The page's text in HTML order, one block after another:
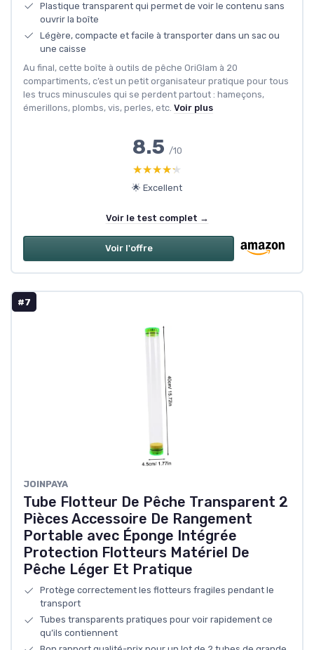
Plastique transparent qui permet de voir le contenu sans
ouvrir la boîte
Légère, compacte et facile à transporter dans un sac ou
une caisse
Au final, cette boîte à outils de pêche OriGlam à 20
compartiments, c’est un petit organisateur pratique pour tous
les trucs minuscules qui se perdent partout : hameçons,
émerillons, plombs, vis, perles, etc. Voir plus
8.5 /10
★★★★★
★★★★★
🌟 Excellent
Voir le test complet →
Voir l'offre
#7
‎JOINPAYA
Tube Flotteur De Pêche Transparent 2
Pièces Accessoire De Rangement
Portable avec Éponge Intégrée
Protection Flotteurs Matériel De
Pêche Léger Et Pratique
Protège correctement les flotteurs fragiles pendant le
transport
Tubes transparents pratiques pour voir rapidement ce
qu’ils contiennent